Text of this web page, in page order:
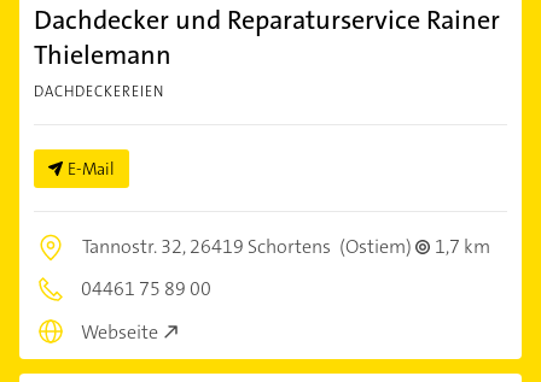
Dachdecker und Reparaturservice Rainer
Thielemann
DACHDECKEREIEN
E-Mail
Tannostr. 32,26419 Schortens (Ostiem)
1,7 km
04461 75 89 00
Webseite